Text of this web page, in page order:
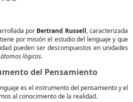
por Bertrand Russell, caracterizada
por misión el estudio del lenguaje y que
pueden ser descompuestos en unidades
átomos lógicos.
del Pensamiento
es el instrumento del pensamiento y el
al conocimiento de la realidad.